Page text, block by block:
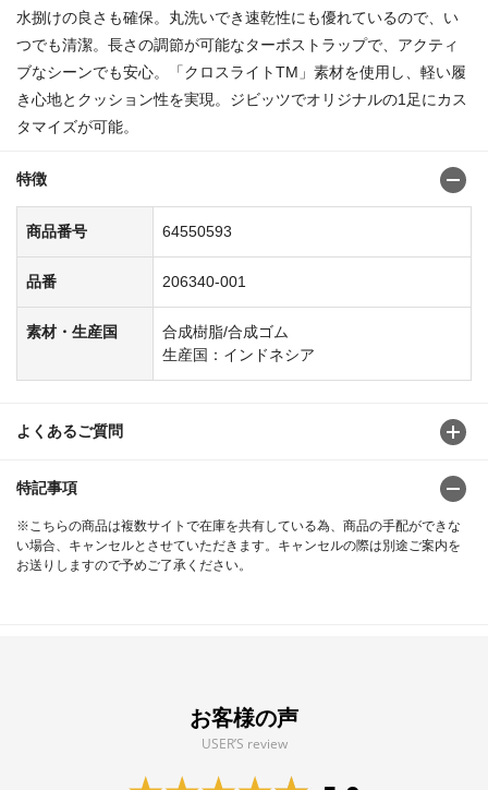
水捌けの良さも確保。丸洗いでき速乾性にも優れているので、い
つでも清潔。長さの調節が可能なターボストラップで、アクティ
ブなシーンでも安心。「クロスライトTM」素材を使用し、軽い履
き心地とクッション性を実現。ジビッツでオリジナルの1足にカス
タマイズが可能。
特徴
商品番号 64550593
品番 206340-001
素材・生産国
合成樹脂/合成ゴム
生産国：インドネシア
よくあるご質問
特記事項
※こちらの商品は複数サイトで在庫を共有している為、商品の手配ができな
い場合、キャンセルとさせていただきます。キャンセルの際は別途ご案内を
お送りしますので予めご了承ください。
お客様の声
USER’S review